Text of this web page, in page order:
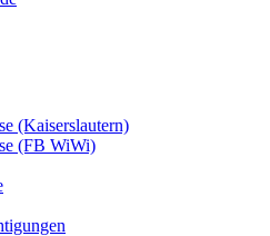
(Kaiserslautern)
(FB WiWi)